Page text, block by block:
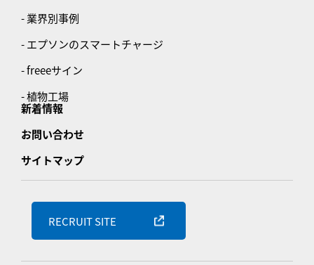
- 業界別事例
- エプソンのスマートチャージ
- freeeサイン
- 植物工場
新着情報
お問い合わせ
サイトマップ
RECRUIT SITE